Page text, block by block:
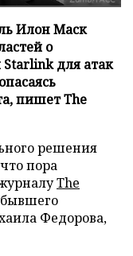
Илон Маск
о
для атак
пишет The
решения
пора
The
Федорова,